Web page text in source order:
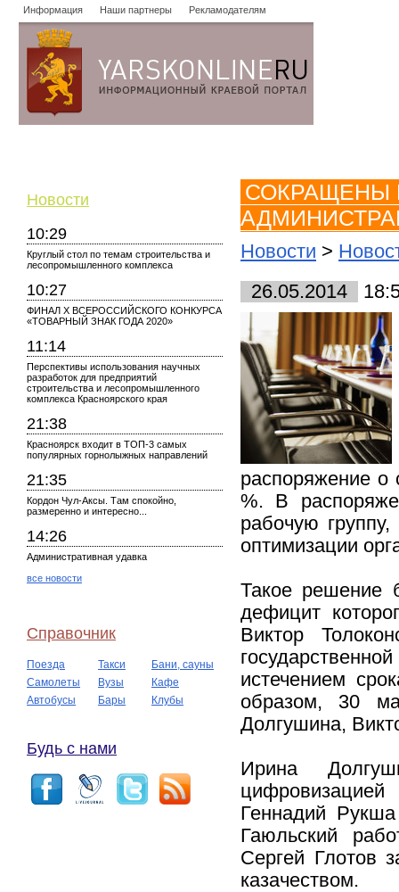
Информация Наши партнеры Рекламодателям
Новости
10:29
Круглый стол по темам строительства и
лесопромышленного комплекса
10:27
ФИНАЛ X ВСЕРОССИЙСКОГО КОНКУРСА
«ТОВАРНЫЙ ЗНАК ГОДА 2020»
11:14
Перспективы использования научных
разработок для предприятий
строительства и лесопромышленного
комплекса Красноярского края
21:38
Красноярск входит в ТОП-3 самых
популярных горнолыжных направлений
21:35
Кордон Чул-Аксы. Там спокойно,
размеренно и интересно...
14:26
Административная удавка
все новости
Справочник
Поезда Такси
Бани, сауны
Самолеты
Вузы
Кафе
Автобусы
Бары Клубы
Будь с нами
СОКРАЩЕНЫ
Новости >
26.05.2014
распоряжение о
%. В
рабочую
оптимизации
Такое решение
дефицит
Виктор
истечением
образом, 30
Долгушина,
Ирина
Геннадий
Гаюльский
Сергей Глотов
казачеством.